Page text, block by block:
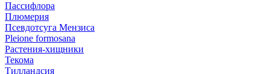
Пассифлора
Плюмерия
Псевдотсуга Мензиса
Pleione formosana
Растения-хищники
Текома
Тилландсия